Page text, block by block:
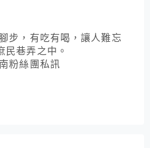
步，有吃有喝，讓人難忘
民巷弄之中。
粉絲團私訊